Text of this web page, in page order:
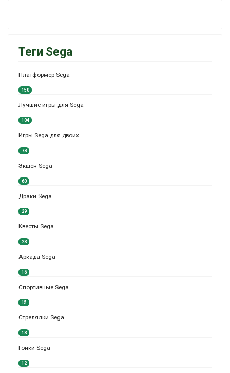
Теги Sega
Платформер Sega
150
Лучшие игры для Sega
104
Игры Sega для двоих
78
Экшен Sega
60
Драки Sega
29
Квесты Sega
23
Аркада Sega
16
Спортивные Sega
15
Стрелялки Sega
13
Гонки Sega
12